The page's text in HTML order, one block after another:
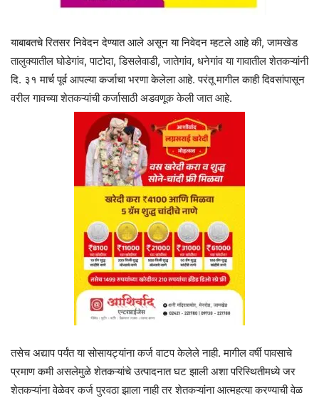
याबाबतचे रितसर निवेदन देण्यात आले असून या निवेदन म्हटले आहे की, जामखेड
तालुक्यातील घोडेगांव, पाटोदा, डिसलेवाडी, जातेगांव, धनेगांव या गावातील शेतकऱ्यांनी
दि. ३१ मार्च पूर्व आपल्या कर्जाचा भरणा केलेला आहे. परंतू मागील काही दिवसांपासून
वरील गावच्या शेतकऱ्यांची कर्जासाठी अडवणूक केली जात आहे.
तसेच अद्याप पर्यंत या सोसायट्यांना कर्ज वाटप केलेले नाही. मागील वर्षी पावसाचे
प्रमाण कमी असलेमुळे शेतकऱ्यांचे उत्पादनात घट झाली अशा परिस्थितीमध्ये जर
शेतकऱ्यांना वेळेवर कर्ज पुरवठा झाला नाही तर शेतकऱ्यांना आत्महत्या करण्याची वेळ